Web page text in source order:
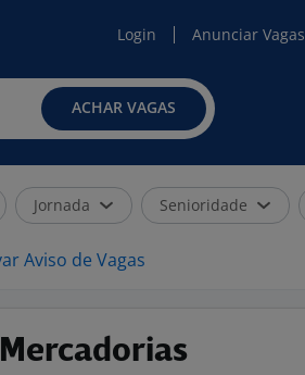
Login Anunciar Vagas
ACHAR VAGAS
Jornada Senioridade
Aviso de Vagas